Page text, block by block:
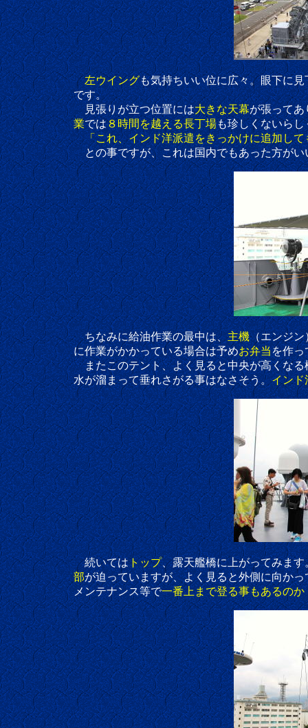
左ウイングも気持ちいい位に広々。眼下に
です。
見張りが立つ位置には大きな天幕が張ってあ
業では８時間を越える長丁場も珍しくないらし
「これ、インド洋派遣をきっかけに追加し
との事ですが、これは国内でもあった方がいい
ちなみに給油作業の最中は、主機（エンジン
に作業がかかっている場合は予めお弁当を作っ
またこのテント、よく見ると中央が高くなる様
水が溜まって垂れさがる事はなさそう。インド
続いてはトップ、露天艦橋に上がってみます
部が迫っていますが、よく見ると外側に向かっ
メンテナンス等で一番上まで登る事もあるのか